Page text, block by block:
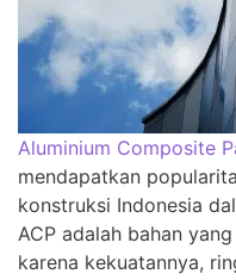
Aluminium Composite
mendapatkan
konstruksi Indonesia
ACP adalah bahan
karena kekuatannya,